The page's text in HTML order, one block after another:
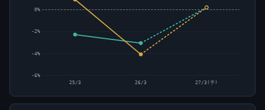
-6%
-4%
-2%
0%
25/3 26/3 27/3(予)